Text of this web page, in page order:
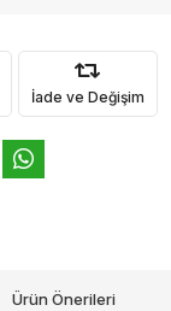
İade ve Değişim
Ürün Önerileri